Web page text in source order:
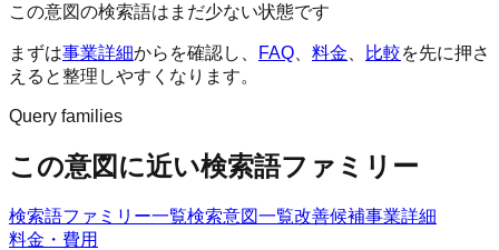
この意図の検索語はまだ少ない状態です
まずは事業詳細からを確認し、 FAQ 料金 比較を先に押さ
えると整理しやすくなります。
Query families
この意図に近い検索語ファミリー
検索語ファミリー一覧検索意図一覧改善候補事業詳細
料金・費用